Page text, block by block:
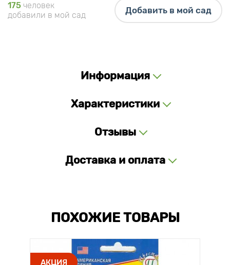
175 человек
добавили в мой сад
Добавить в мой сад
Информация
Характеристики
Отзывы
Доставка и оплата
ПОХОЖИЕ ТОВАРЫ
АКЦИЯ